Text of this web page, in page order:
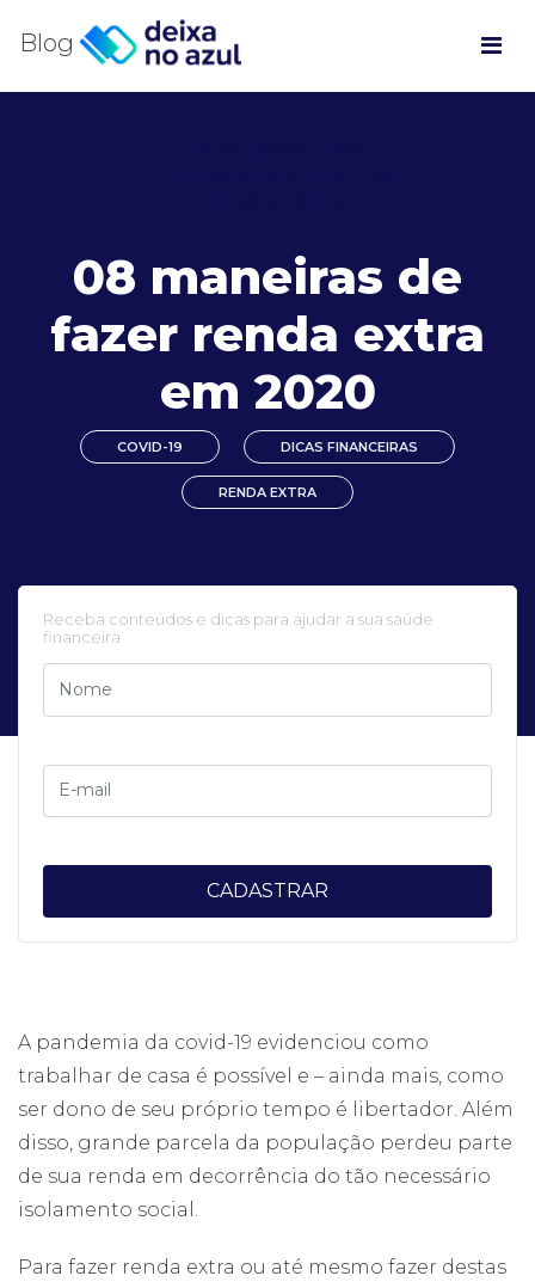
Blog
08 maneiras de
fazer renda extra
em 2020
COVID-19 DICAS FINANCEIRAS
RENDA EXTRA
Receba conteúdos e dicas para ajudar a sua saúde
financeira
CADASTRAR
A pandemia da covid-19 evidenciou como
trabalhar de casa é possível e – ainda mais, como
ser dono de seu próprio tempo é libertador. Além
disso, grande parcela da população perdeu parte
de sua renda em decorrência do tão necessário
isolamento social.
Para fazer renda extra ou até mesmo fazer destas